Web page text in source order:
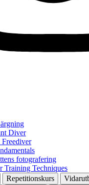
Diver
fotografering
Training Techniques
Repetitionskurs